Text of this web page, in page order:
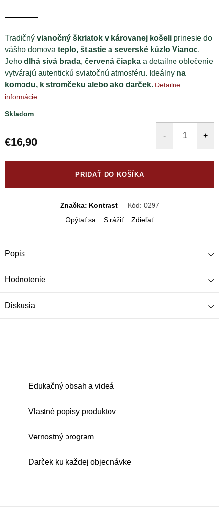
Tradičný vianočný škriatok v károvanej košeli prinesie do
vášho domova teplo, šťastie a severské kúzlo Vianoc.
Jeho dlhá sivá brada, červená čiapka a detailné oblečenie
vytvárajú autentickú sviatočnú atmosféru. Ideálny na
komodu, k stromčeku alebo ako darček. Detailné
informácie
Skladom
€16,90
PRIDAŤ DO KOŠÍKA
Značka: Kontrast Kód: 0297
Opýtať sa
Strážiť Zdieľať
Popis
Hodnotenie
Diskusia
Edukačný obsah a videá
Vlastné popisy produktov
Vernostný program
Darček ku každej objednávke